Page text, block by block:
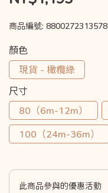
商品編號: 8800272313578
顏色
現貨 - 橄欖綠
尺寸
80（6m-12m）
100（24m-36m）
此商品參與的優惠活動